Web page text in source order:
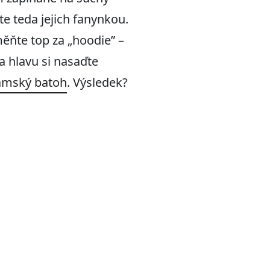
teda jejich fanynkou.
top za „hoodie” –
hlavu si nasaďte
batoh. Výsledek?